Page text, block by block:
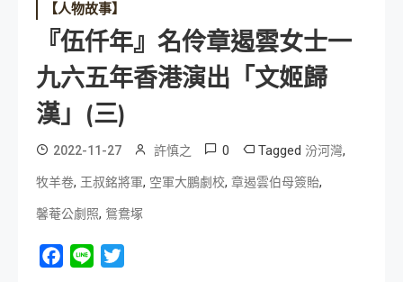
【人物故事】
『伍仟年』名伶章遏雲女士一
九六五年香港演出「文姬歸
漢」(三)
2022-11-27 許慎之 0 Tagged 汾河灣,
牧羊卷, 王叔銘將軍, 空軍大鵬劇校, 章遏雲伯母簽貽,
馨菴公劇照, 鴛鴦塚
Facebook
Line